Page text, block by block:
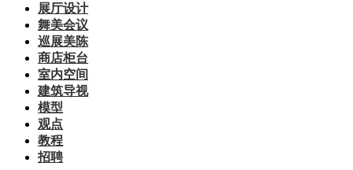
展厅设计
舞美会议
巡展美陈
商店柜台
室内空间
建筑导视
模型
观点
教程
招聘